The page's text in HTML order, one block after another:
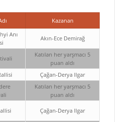
Kazanan
Anı
Akın-Ece Demirağ
Katılan her yarşmacı 5
puan aldı
Çağan-Derya Ilgar
Katılan her yarşmacı 5
puan aldı
Çağan-Derya Ilgar